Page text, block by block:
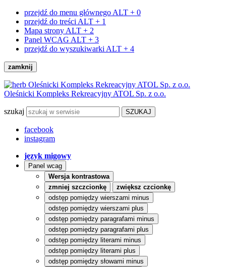
przejdź do menu głównego ALT + 0
przejdź do treści ALT + 1
Mapa strony ALT + 2
Panel WCAG ALT + 3
przejdź do wyszukiwarki ALT + 4
zamknij
Oleśnicki Kompleks Rekreacyjny ATOL Sp. z o.o.
szukaj
facebook
instagram
język migowy
Panel wcag
Wersja kontrastowa
zmniej szczcionkę
zwiększ czcionkę
odstęp pomiędzy wierszami minus
odstęp pomiędzy wierszami plus
odstęp pomiędzy paragrafami minus
odstęp pomiędzy paragrafami plus
odstęp pomiędzy literami minus
odstęp pomiędzy literami plus
odstęp pomiędzy słowami minus